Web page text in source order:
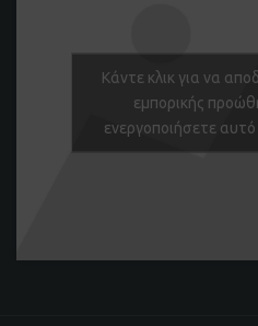
Κάντε κλικ για να
εμπορικής
ενεργοποιήσετε